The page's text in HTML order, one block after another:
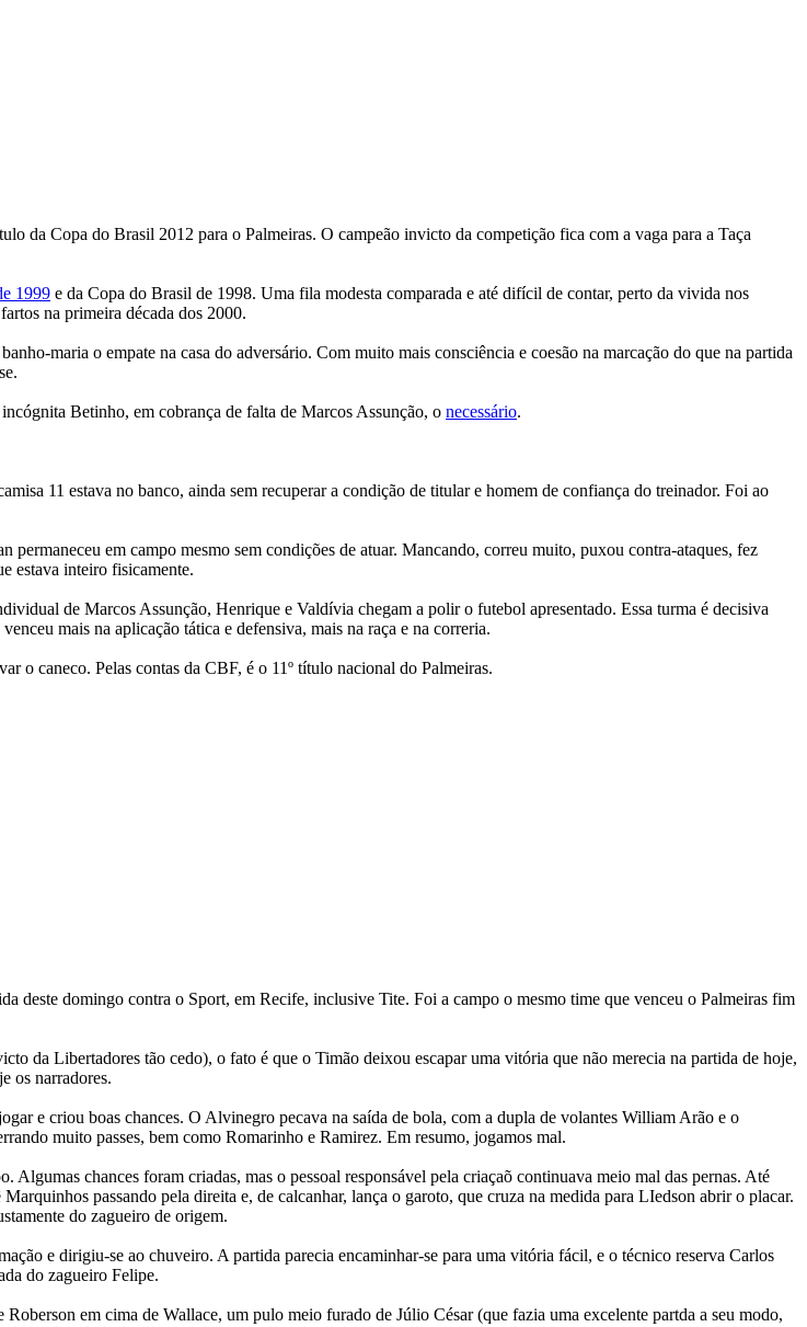
da Copa do Brasil 2012 para o Palmeiras. O campeão invicto da competição fica com a vaga para a Taça
1999 e da Copa do Brasil de 1998. Uma fila modesta comparada e até difícil de contar, perto da vivida nos
na primeira década dos 2000.
maria o empate na casa do adversário. Com muito mais consciência e coesão na marcação do que na partida
Betinho, em cobrança de falta de Marcos Assunção, o necessário.
11 estava no banco, ainda sem recuperar a condição de titular e homem de confiança do treinador. Foi ao
em campo mesmo sem condições de atuar. Mancando, correu muito, puxou contra-ataques, fez
estava inteiro fisicamente.
de Marcos Assunção, Henrique e Valdívia chegam a polir o futebol apresentado. Essa turma é decisiva
mais na aplicação tática e defensiva, mais na raça e na correria.
o caneco. Pelas contas da CBF, é o 11º título nacional do Palmeiras.
deste domingo contra o Sport, em Recife, inclusive Tite. Foi a campo o mesmo time que venceu o Palmeiras fim
da Libertadores tão cedo), o fato é que o Timão deixou escapar uma vitória que não merecia na partida de hoje,
os narradores.
e criou boas chances. O Alvinegro pecava na saída de bola, com a dupla de volantes William Arão e o
muito passes, bem como Romarinho e Ramirez. Em resumo, jogamos mal.
chances foram criadas, mas o pessoal responsável pela criaçaõ continuava meio mal das pernas. Até
passando pela direita e, de calcanhar, lança o garoto, que cruza na medida para LIedson abrir o placar.
do zagueiro de origem.
e dirigiu-se ao chuveiro. A partida parecia encaminhar-se para uma vitória fácil, e o técnico reserva Carlos
do zagueiro Felipe.
em cima de Wallace, um pulo meio furado de Júlio César (que fazia uma excelente partda a seu modo,